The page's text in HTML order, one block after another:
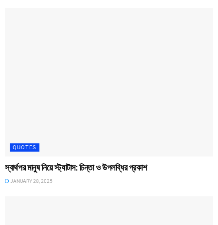
QUOTES
স্বার্থপর মানুষ নিয়ে স্ট্যাটাস: চিন্তা ও উপলব্ধির প্রকাশ
JANUARY 28, 2025